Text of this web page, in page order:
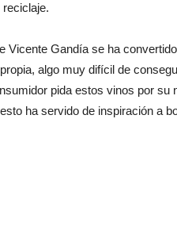
Vicente Gandía se ha
algo muy difícil de
pida estos vinos por su
ha servido de inspiración a